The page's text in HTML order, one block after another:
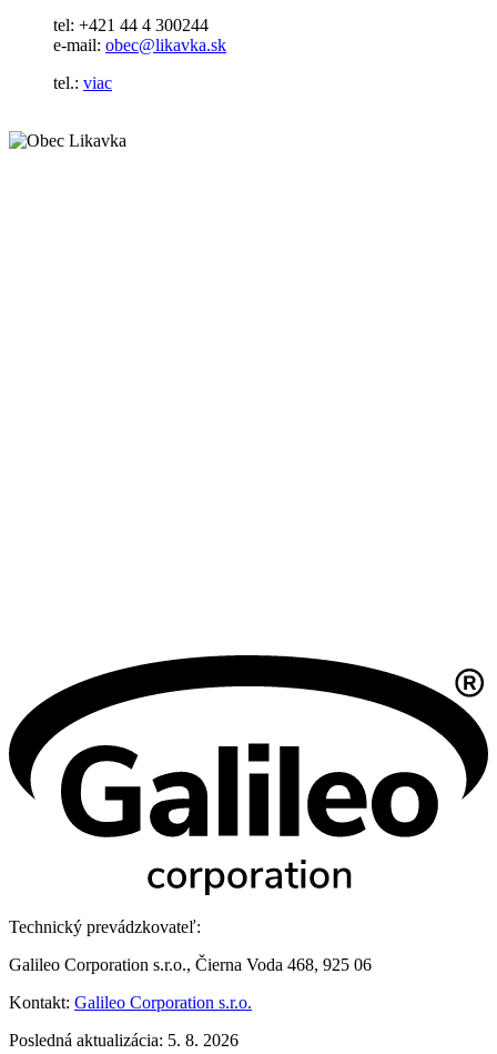
tel: +421 44 4 300244
e-mail: obec@likavka.sk
tel.: viac
Technický prevádzkovateľ:
Galileo Corporation s.r.o., Čierna Voda 468, 925 06
Kontakt: Galileo Corporation s.r.o.
Posledná aktualizácia: 5. 8. 2026